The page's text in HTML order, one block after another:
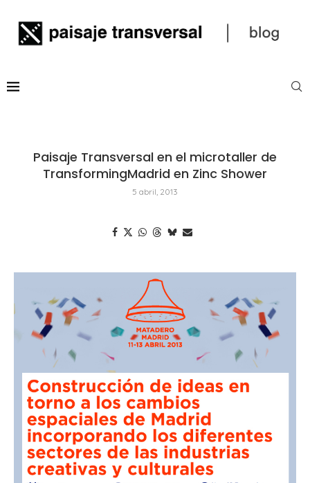
Paisaje Transversal en el microtaller de
TransformingMadrid en Zinc Shower
5 abril, 2013